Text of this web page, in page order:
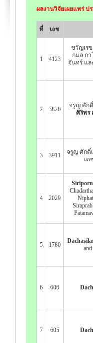
ผลงานวิจัยเผยแพร่ ป
ที่ เลข
1 4123
ขวัญเรข
กมล กา
จันทร์ แล
2 3820
จรูญ ศัก
ศิริพร
3 3911
จรูญ ศักดิ์
เด
4 2029
5 1780
6 606
7 605